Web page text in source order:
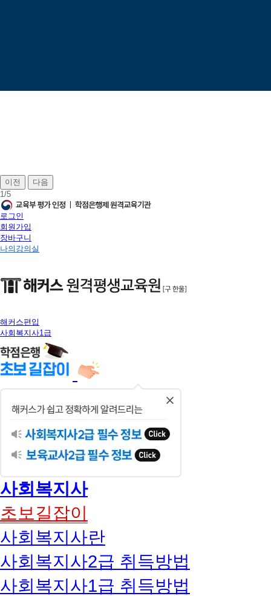
이전
다음
1/5
로그인
회원가입
장바구니
나의강의실
해커스편입
사회복지사1급
사회복지사
초보길잡이
사회복지사란
사회복지사2급 취득방법
사회복지사1급 취득방법